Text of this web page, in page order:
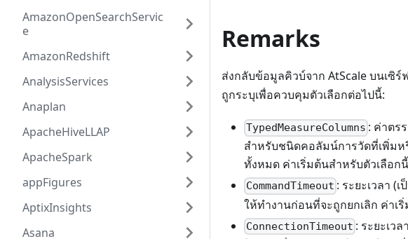
AmazonOpenSearchServic
e
AmazonRedshift
AnalysisServices
Anaplan
ApacheHiveLLAP
ApacheSpark
appFigures
AptixInsights
Asana
Remarks
ส่งกลับข้อมูลคิวบ์จาก AtScale บนเซิร์
ถูกระบุเพื่อควบคุมตัวเลือกต่อไปนี้:
TypedMeasureColumns : ค่าตร
สำหรับชนิดคอลัมน์การวัดที่เพิ่มห
ทั้งหมด ค่าเริ่มต้นสำหรับตัวเลือกนี้
CommandTimeout : ระยะเวลา (
ให้ทำงานก่อนที่จะถูกยกเลิก ค่า
ConnectionTimeout : ระยะเว